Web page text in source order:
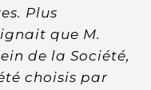
Plus
que M.
de la Société,
choisis par